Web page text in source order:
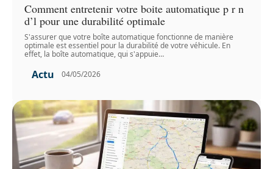
Comment entretenir votre boite automatique p r n
d’l pour une durabilité optimale
S'assurer que votre boîte automatique fonctionne de manière
optimale est essentiel pour la durabilité de votre véhicule. En
effet, la boîte automatique, qui s'appuie…
Actu 04/05/2026